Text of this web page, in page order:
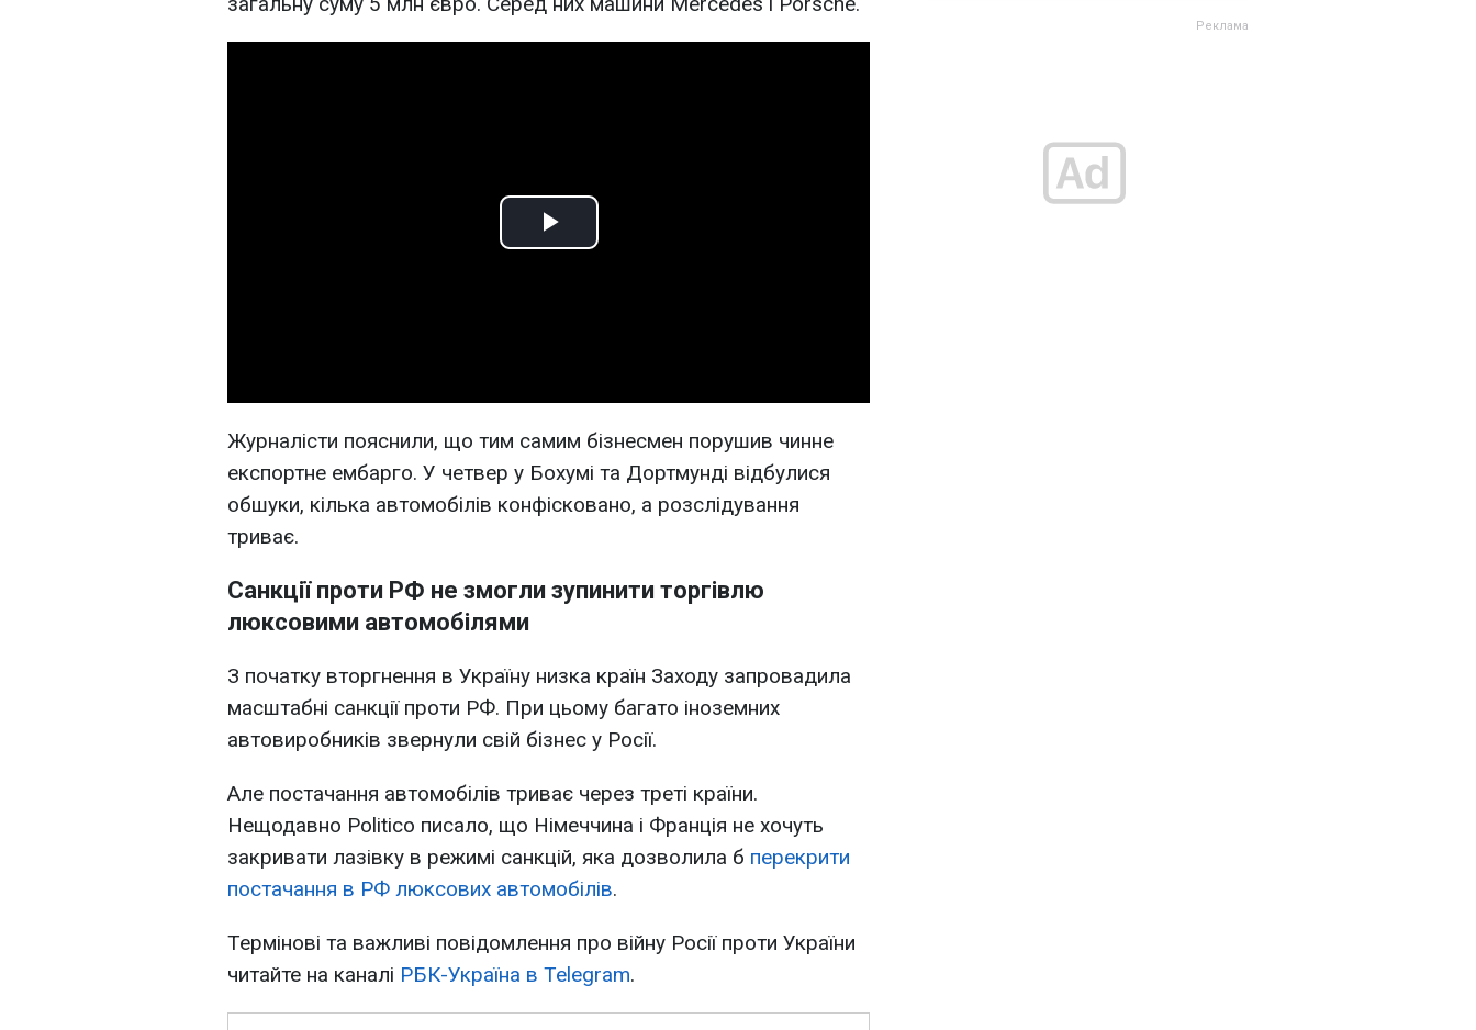
Play
Журналісти пояснили, що тим самим бізнесмен порушив чинне
експортне ембарго. У четвер у Бохумі та Дортмунді відбулися
обшуки, кілька автомобілів конфісковано, а розслідування
триває.
Санкції проти РФ не змогли зупинити торгівлю
люксовими автомобілями
З початку вторгнення в Україну низка країн Заходу запровадила
масштабні санкції проти РФ. При цьому багато іноземних
автовиробників звернули свій бізнес у Росії.
Але постачання автомобілів триває через треті країни.
Нещодавно Politico писало, що Німеччина і Франція не хочуть
закривати лазівку в режимі санкцій, яка дозволила б перекрити
постачання в РФ люксових автомобілів.
Термінові та важливі повідомлення про війну Росії проти України
читайте на каналі РБК-Україна в Telegram.